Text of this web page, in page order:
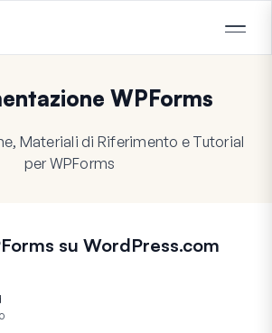
WPForms
Materiali di Riferimento e Tutorial
per WPForms
su WordPress.com